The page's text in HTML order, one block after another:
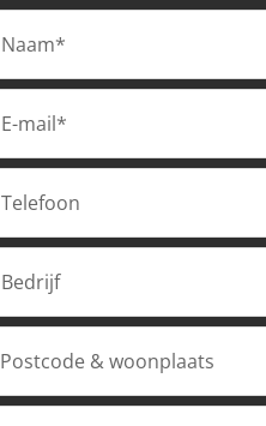
Naam*
E-mail*
Telefoon
Bedrijf
Postcode & woonplaats